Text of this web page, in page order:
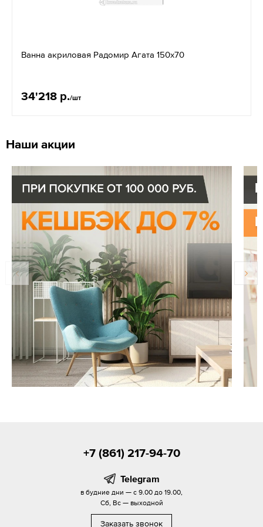
Ванна акриловая Радомир Агата 150х70
34'218 р./шт
Наши акции
+7 (861) 217-94-70
Telegram
в будние дни — с 9.00 до 19.00,
Сб, Вс — выходной
Заказать звонок